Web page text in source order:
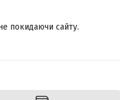
покидаючи сайту.